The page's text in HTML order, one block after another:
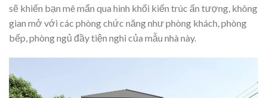
sẽ khiến bạn mê mẩn qua hình khối kiến trúc ấn tượng, không
gian mở với các phòng chức năng như phòng khách, phòng
bếp, phòng ngủ đầy tiện nghi của mẫu nhà này.